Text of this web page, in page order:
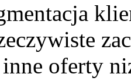
oferty